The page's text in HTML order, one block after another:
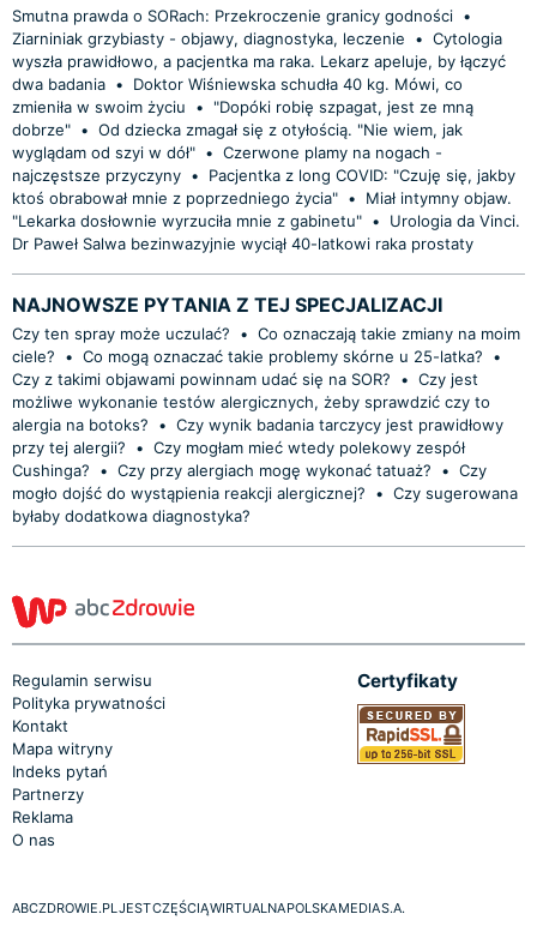
Smutna prawda o SORach: Przekroczenie granicy godności •
Ziarniniak grzybiasty - objawy, diagnostyka, leczenie
• Cytologia
wyszła prawidłowo, a pacjentka ma raka. Lekarz apeluje, by łączyć
dwa badania •
Doktor Wiśniewska schudła 40 kg. Mówi, co
zmieniła w swoim życiu
•
"Dopóki robię szpagat, jest ze mną
dobrze" • Od dziecka zmagał się z otyłością. "Nie wiem, jak
wyglądam od szyi w dół" • Czerwone plamy na nogach -
najczęstsze przyczyny •
Pacjentka z long COVID: "Czuję się, jakby
ktoś obrabował mnie z poprzedniego życia" •
Miał intymny objaw.
"Lekarka dosłownie wyrzuciła mnie z gabinetu" •
Urologia da Vinci.
Dr Paweł Salwa bezinwazyjnie wyciął 40-latkowi raka prostaty
NAJNOWSZE PYTANIA Z TEJ SPECJALIZACJI
Czy ten spray może uczulać? • Co oznaczają takie zmiany na moim
ciele?
• Co mogą oznaczać takie problemy skórne u 25-latka?
•
Czy z takimi objawami powinnam udać się na SOR?
• Czy jest
możliwe wykonanie testów alergicznych, żeby sprawdzić czy to
alergia na botoks?
• Czy wynik badania tarczycy jest prawidłowy
przy tej alergii?
• Czy mogłam mieć wtedy polekowy zespół
Cushinga?
• Czy przy alergiach mogę wykonać tatuaż? • Czy
mogło dojść do wystąpienia reakcji alergicznej?
• Czy sugerowana
byłaby dodatkowa diagnostyka?
Regulamin serwisu
Polityka prywatności
Kontakt
Mapa witryny
Indeks pytań
Partnerzy
Reklama
O nas
Certyfikaty
ABCZDROWIE.PL JEST CZĘŚCIĄ WIRTUALNA POLSKA MEDIA S.A.